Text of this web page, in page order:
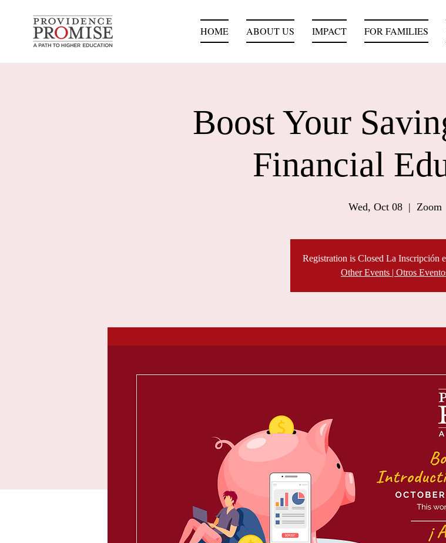
HOME ABOUT US IMPACT FOR FAMILIES
Boost Your
Financial
Wed, Oct 08
  |
Zoom
Registration is Closed La Inscripción
Other Events | Otros